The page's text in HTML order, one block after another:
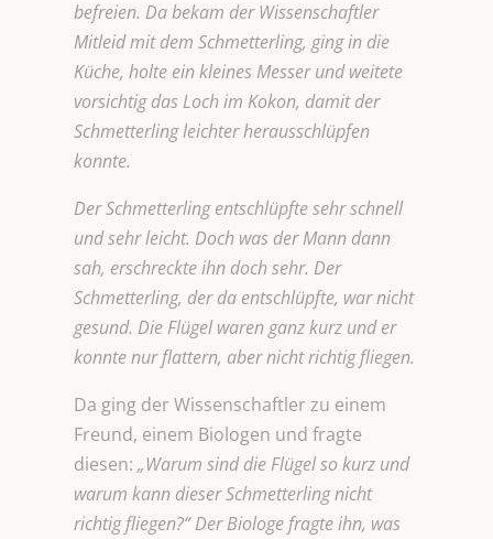
befreien. Da bekam der Wissenschaftler
Mitleid mit dem Schmetterling, ging in die
Küche, holte ein kleines Messer und weitete
vorsichtig das Loch im Kokon, damit der
Schmetterling leichter herausschlüpfen
konnte.
Der Schmetterling entschlüpfte sehr schnell
und sehr leicht. Doch was der Mann dann
sah, erschreckte ihn doch sehr. Der
Schmetterling, der da entschlüpfte, war nicht
gesund. Die Flügel waren ganz kurz und er
konnte nur flattern, aber nicht richtig fliegen.
Da ging der Wissenschaftler zu einem
Freund, einem Biologen und fragte
diesen:„Warum sind die Flügel so kurz und
warum kann dieser Schmetterling nicht
richtig fliegen?“Der Biologe fragte ihn, was